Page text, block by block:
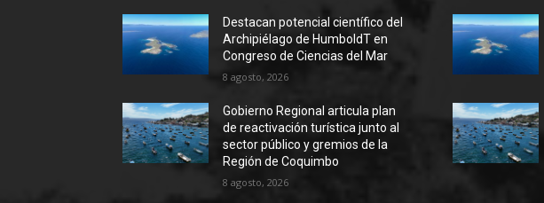
Destacan potencial científico del
Archipiélago de HumboldT en
Congreso de Ciencias del Mar
8 agosto, 2026
Gobierno Regional articula plan
de reactivación turística junto al
sector público y gremios de la
Región de Coquimbo
8 agosto, 2026